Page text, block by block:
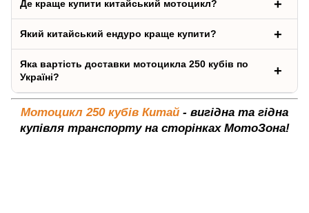
Де краще купити китайський мотоцикл?
Який китайський ендуро краще купити?
Яка вартість доставки мотоцикла 250 кубів по
Україні?
Мотоцикл 250 кубів Китай - вигідна та гідна
купівля транспорту на сторінках МотоЗона!